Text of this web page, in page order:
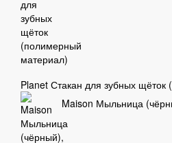
Planet Стакан для зубных
Maison Мыльница